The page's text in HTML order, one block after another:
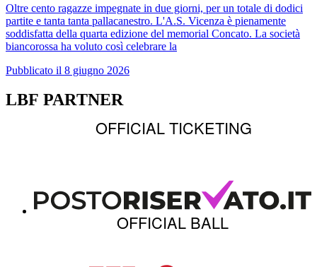
Oltre cento ragazze impegnate in due giorni, per un totale di dodici
partite e tanta tanta pallacanestro. L'A.S. Vicenza è pienamente
soddisfatta della quarta edizione del memorial Concato. La società
biancorossa ha voluto così celebrare la
Pubblicato il 8 giugno 2026
LBF PARTNER